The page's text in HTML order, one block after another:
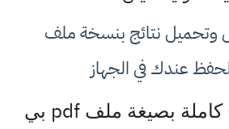
وتحميل نتائج بنسخة ملف
كاملة بصيغة ملف pdf بي